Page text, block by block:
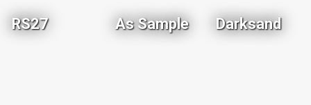
RS27 As Sample Darksand